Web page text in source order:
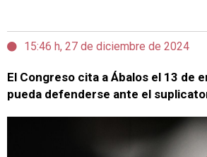
15:46 h, 27 de diciembre de 2024
El Congreso cita a Ábalos el 13 de
pueda defenderse ante el